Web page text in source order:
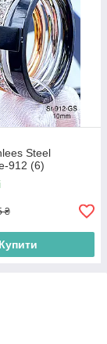
Steel
912 (6)
₴
Купити